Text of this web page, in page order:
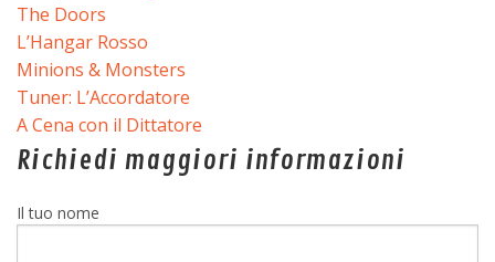
The Doors
L’Hangar Rosso
Minions & Monsters
Tuner: L’Accordatore
A Cena con il Dittatore
Richiedi maggiori informazioni
Il tuo nome